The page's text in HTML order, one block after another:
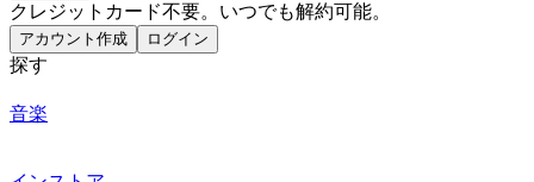
クレジットカード不要。いつでも解約可能。
アカウント作成 ログイン
探す
音楽